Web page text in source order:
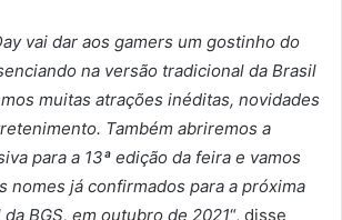
vai dar aos gamers um gostinho do
na versão tradicional da Brasil
muitas atrações inéditas, novidades
Também abriremos a
para a 13ª edição da feira e vamos
nomes já confirmados para a próxima
BGS, em outubro de 2021“, disse